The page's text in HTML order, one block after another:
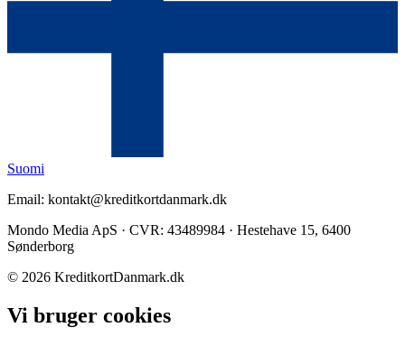
Suomi
Email: kontakt@kreditkortdanmark.dk
Mondo Media ApS · CVR: 43489984 · Hestehave 15, 6400
Sønderborg
© 2026 KreditkortDanmark.dk
Vi bruger cookies